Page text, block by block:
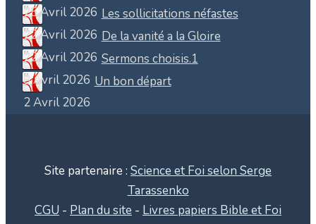
25 Avril 2026 Les sollicitations néfastes
22 Avril 2026 De la vanité a la Gloire
22 Avril 2026 Sermons choisis.1
8 Avril 2026 Un bon départ
2 Avril 2026
Site partenaire : Science et Foi selon Serge
Tarassenko
CGU - Plan du site - Livres papiers Bible et Foi